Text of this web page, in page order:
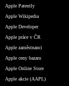
Apple Patently
Apple Wikipedia
Apple Developer
Apple práce v ČR
Apple zaměstnanci
Apple ceny bazaru
Apple Online Store
Apple akcie (AAPL)